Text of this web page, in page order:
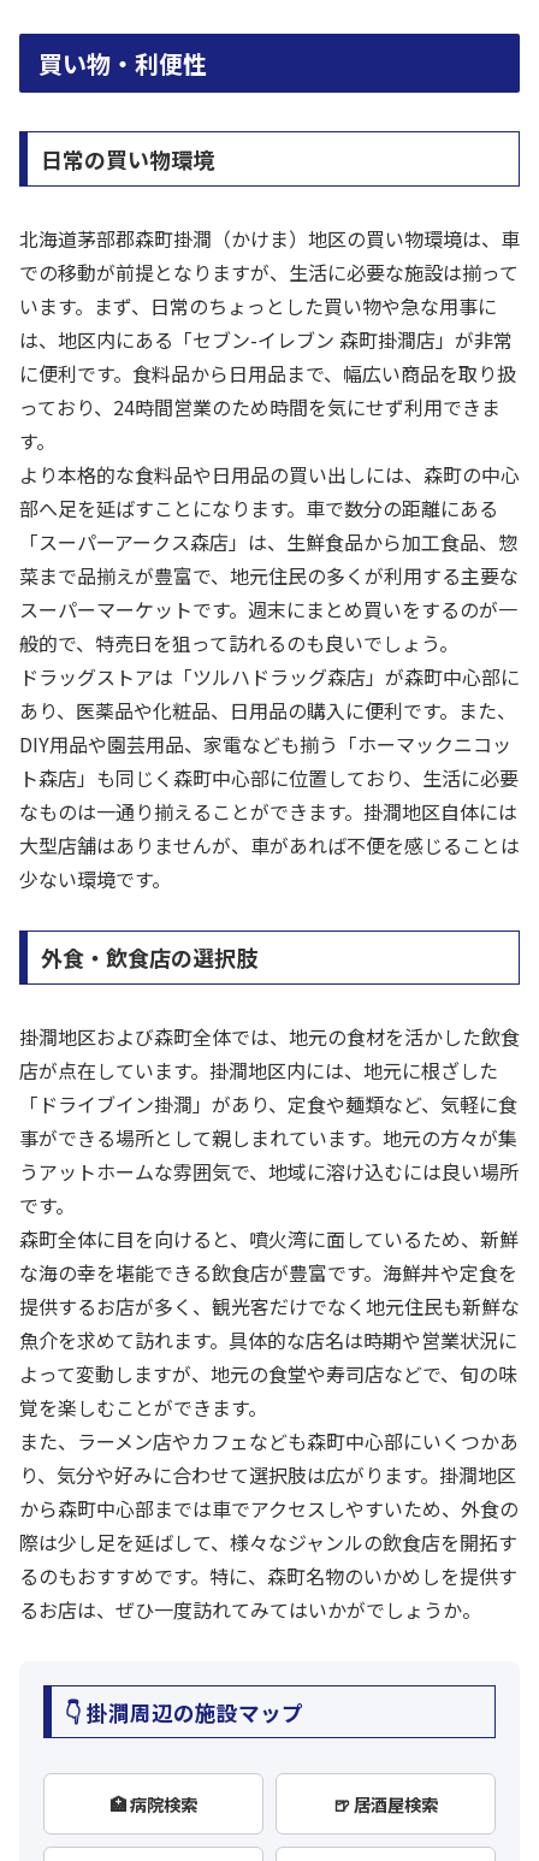
買い物・利便性
日常の買い物環境
北海道茅部郡森町掛澗（かけま）地区の買い物環境は、車
での移動が前提となりますが、生活に必要な施設は揃って
います。まず、日常のちょっとした買い物や急な用事に
は、地区内にある「セブン-イレブン 森町掛澗店」が非常
に便利です。食料品から日用品まで、幅広い商品を取り扱
っており、24時間営業のため時間を気にせず利用できま
す。
より本格的な食料品や日用品の買い出しには、森町の中心
部へ足を延ばすことになります。車で数分の距離にある
「スーパーアークス森店」は、生鮮食品から加工食品、惣
菜まで品揃えが豊富で、地元住民の多くが利用する主要な
スーパーマーケットです。週末にまとめ買いをするのが一
般的で、特売日を狙って訪れるのも良いでしょう。
ドラッグストアは「ツルハドラッグ森店」が森町中心部に
あり、医薬品や化粧品、日用品の購入に便利です。また、
DIY用品や園芸用品、家電なども揃う「ホーマックニコッ
ト森店」も同じく森町中心部に位置しており、生活に必要
なものは一通り揃えることができます。掛澗地区自体には
大型店舗はありませんが、車があれば不便を感じることは
少ない環境です。
外食・飲食店の選択肢
掛澗地区および森町全体では、地元の食材を活かした飲食
店が点在しています。掛澗地区内には、地元に根ざした
「ドライブイン掛澗」があり、定食や麺類など、気軽に食
事ができる場所として親しまれています。地元の方々が集
うアットホームな雰囲気で、地域に溶け込むには良い場所
です。
森町全体に目を向けると、噴火湾に面しているため、新鮮
な海の幸を堪能できる飲食店が豊富です。海鮮丼や定食を
提供するお店が多く、観光客だけでなく地元住民も新鮮な
魚介を求めて訪れます。具体的な店名は時期や営業状況に
よって変動しますが、地元の食堂や寿司店などで、旬の味
覚を楽しむことができます。
また、ラーメン店やカフェなども森町中心部にいくつかあ
り、気分や好みに合わせて選択肢は広がります。掛澗地区
から森町中心部までは車でアクセスしやすいため、外食の
際は少し足を延ばして、様々なジャンルの飲食店を開拓す
るのもおすすめです。特に、森町名物のいかめしを提供す
るお店は、ぜひ一度訪れてみてはいかがでしょうか。
👇 掛澗周辺の施設マップ
🏥 病院検索 🍺 居酒屋検索